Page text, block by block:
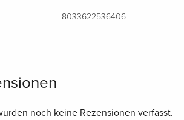
8033622536406
noch keine Rezensionen verfasst.